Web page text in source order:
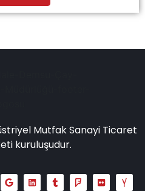
Mutfak Sanayi Ticaret
kuruluşudur.